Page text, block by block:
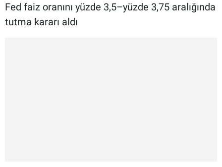
Fed faiz oranını yüzde 3,5–yüzde 3,75 aralığında
tutma kararı aldı